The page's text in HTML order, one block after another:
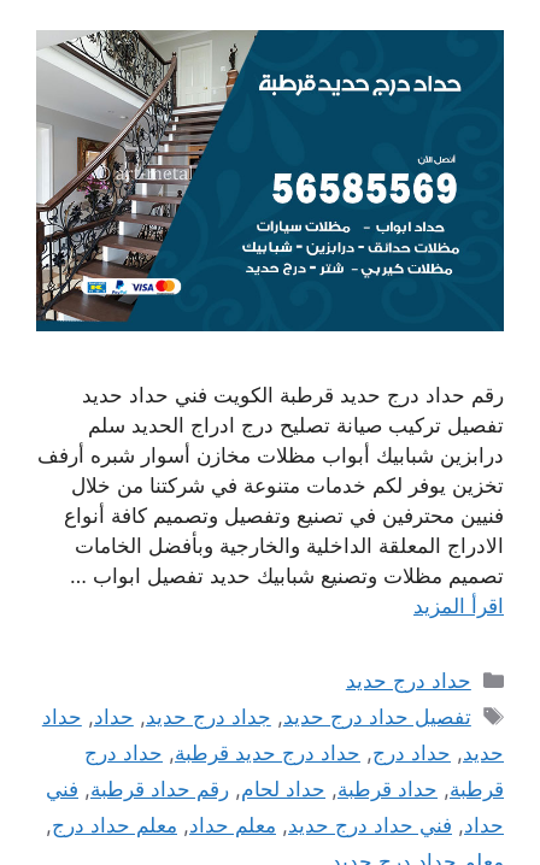
رقم حداد درج حديد قرطبة الكويت فني حداد حديد
تفصيل تركيب صيانة تصليح درج ادراج الحديد سلم
درابزين شبابيك أبواب مظلات مخازن أسوار شبره أرفف
تخزين يوفر لكم خدمات متنوعة في شركتنا من خلال
فنيين محترفين في تصنيع وتفصيل وتصميم كافة أنواع
الادراج المعلقة الداخلية والخارجية وبأفضل الخامات
تصميم مظلات وتصنيع شبابيك حديد تفصيل ابواب …
اقرأ المزيد
التصنيفات
حداد درج حديد
الوسوم
تفصيل حداد درج حديد, جداد درج حديد, حداد, حداد
حديد, حداد درج, حداد درج حديد قرطبة, حداد درج
قرطبة, حداد قرطبة, حداد لحام, رقم حداد قرطبة, فني
حداد, فني حداد درج حديد, معلم حداد, معلم حداد درج,